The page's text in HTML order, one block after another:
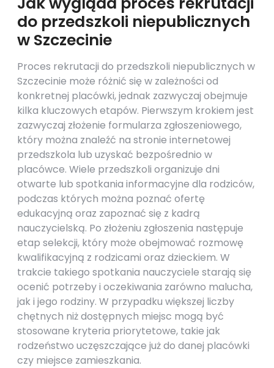
do przedszkoli niepublicznych
w Szczecinie
Proces rekrutacji do przedszkoli niepublicznych w
Szczecinie może różnić się w zależności od
konkretnej placówki, jednak zazwyczaj obejmuje
kilka kluczowych etapów. Pierwszym krokiem jest
zazwyczaj złożenie formularza zgłoszeniowego,
który można znaleźć na stronie internetowej
przedszkola lub uzyskać bezpośrednio w
placówce. Wiele przedszkoli organizuje dni
otwarte lub spotkania informacyjne dla rodziców,
podczas których można poznać ofertę
edukacyjną oraz zapoznać się z kadrą
nauczycielską. Po złożeniu zgłoszenia następuje
etap selekcji, który może obejmować rozmowę
kwalifikacyjną z rodzicami oraz dzieckiem. W
trakcie takiego spotkania nauczyciele starają się
ocenić potrzeby i oczekiwania zarówno malucha,
jak i jego rodziny. W przypadku większej liczby
chętnych niż dostępnych miejsc mogą być
stosowane kryteria priorytetowe, takie jak
rodzeństwo uczęszczające już do danej placówki
czy miejsce zamieszkania.